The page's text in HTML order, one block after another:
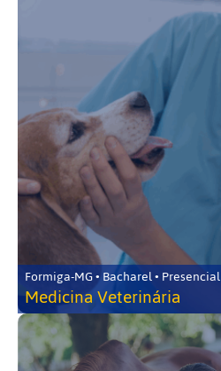
Formiga-MG • Bacharel • Presencial
Medicina Veterinária